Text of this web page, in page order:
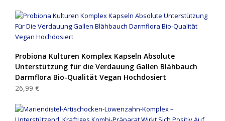
Probiona Kulturen Komplex Kapseln Absolute
Unterstützung für die Verdauung Gallen Blähbauch
Darmflora Bio-Qualität Vegan Hochdosiert
26,99 €